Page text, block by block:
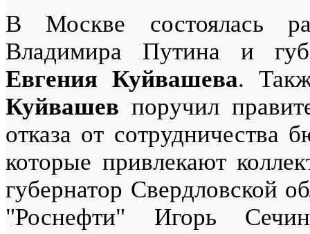
В Москве состоялась
Владимира Путина и
Евгения Куйвашева.
Куйвашев поручил
отказа от
которые привлекают
губернатор Свердловской
"Роснефти" Игорь